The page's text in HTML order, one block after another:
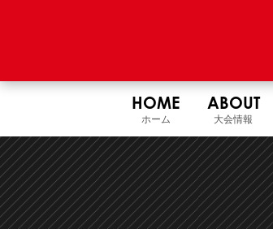
HOME
ホーム
ABOUT
大会情報